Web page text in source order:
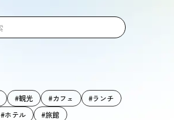
#観光 #カフェ
#ランチ
#ホテル
#旅館